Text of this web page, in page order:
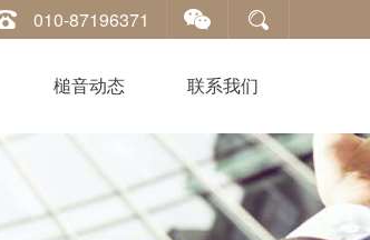
010-87196371
槌音动态 联系我们